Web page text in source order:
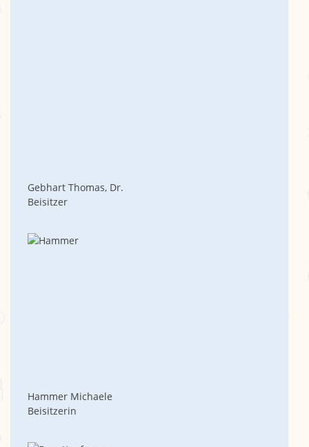
Gebhart Thomas, Dr.
Beisitzer
Hammer Michaele
Beisitzerin